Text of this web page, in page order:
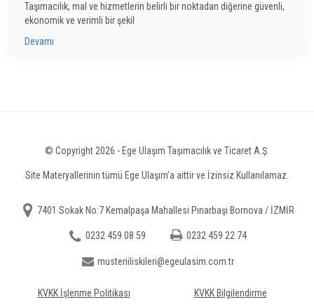
Taşımacılık, mal ve hizmetlerin belirli bir noktadan diğerine güvenli,
ekonomik ve verimli bir şekil
Devamı
© Copyright 2026 - Ege Ulaşım Taşımacılık ve Ticaret A.Ş.
Site Materyallerinin tümü Ege Ulaşım’a aittir ve İzinsiz Kullanılamaz.
7401 Sokak No:7 Kemalpaşa Mahallesi Pınarbaşı Bornova / İZMİR
0232 459 08 59 0232 459 22 74
musteriiliskileri@egeulasim.com.tr
KVKK İşlenme Politikası
KVKK Bilgilendirme